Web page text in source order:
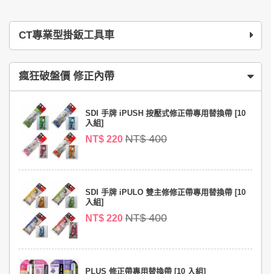
CT專業型掛鈑工具車
瘋狂破盤價 修正內帶
SDI 手牌 iPUSH 按壓式修正帶專用替換帶 [10
入組]
NT$ 220 NT$ 400
SDI 手牌 iPULO 雙主修修正帶專用替換帶 [10
入組]
NT$ 220 NT$ 400
PLUS 修正帶專用替換帶 [10 入組]